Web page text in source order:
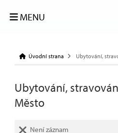
MENU
Úvodní strana Ubytování,
Ubytování,
Město
Není záznam